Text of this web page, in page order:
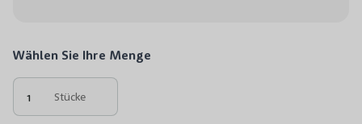
Wählen Sie Ihre Menge
Stücke